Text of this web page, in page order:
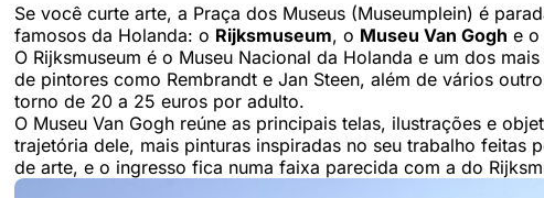
Se você curte arte, a Praça dos Museus (Museumplein) é
famosos da Holanda: o Rijksmuseum, o Museu Van Gogh e o
O Rijksmuseum é o Museu Nacional da Holanda e um dos
de pintores como Rembrandt e Jan Steen, além de vários
torno de 20 a 25 euros por adulto.
O Museu Van Gogh reúne as principais telas, ilustrações e
trajetória dele, mais pinturas inspiradas no seu trabalho feitas
de arte, e o ingresso fica numa faixa parecida com a do